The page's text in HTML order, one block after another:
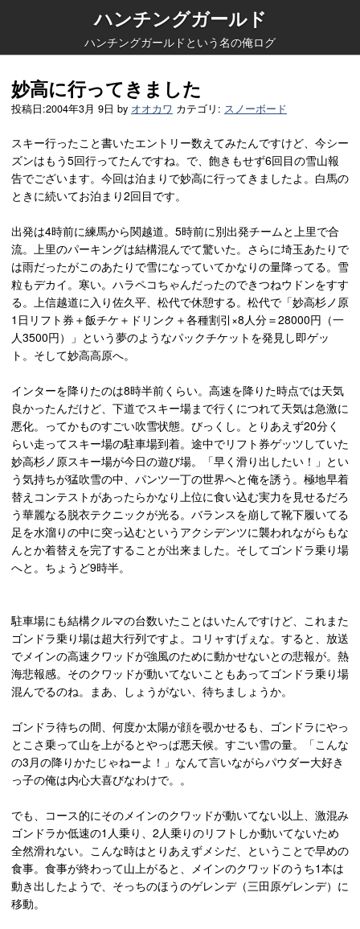
ハンチングガールド
ハンチングガールドという名の俺ログ
妙高に行ってきました
投稿日:2004年3月 9日 by オオカワ カテゴリ: スノーボード
スキー行ったこと書いたエントリー数えてみたんですけど、今シー
ズンはもう5回行ってたんですね。で、飽きもせず6回目の雪山報
告でございます。今回は泊まりで妙高に行ってきましたよ。白馬の
ときに続いてお泊まり2回目です。
出発は4時前に練馬から関越道。5時前に別出発チームと上里で合
流。上里のパーキングは結構混んでて驚いた。さらに埼玉あたりで
は雨だったがこのあたりで雪になっていてかなりの量降ってる。雪
粒もデカイ。寒い。ハラペコちゃんだったのできつねウドンをすす
る。上信越道に入り佐久平、松代で休憩する。松代で「妙高杉ノ原
1日リフト券＋飯チケ＋ドリンク＋各種割引×8人分＝28000円（一
人3500円）」という夢のようなパックチケットを発見し即ゲッ
ト。そして妙高高原へ。
インターを降りたのは8時半前くらい。高速を降りた時点では天気
良かったんだけど、下道でスキー場まで行くにつれて天気は急激に
悪化。ってかものすごい吹雪状態。びっくし。とりあえず20分く
らい走ってスキー場の駐車場到着。途中でリフト券ゲッツしていた
妙高杉ノ原スキー場が今日の遊び場。「早く滑り出したい！」とい
う気持ちが猛吹雪の中、パンツ一丁の世界へと俺を誘う。極地早着
替えコンテストがあったらかなり上位に食い込む実力を見せるだろ
う華麗なる脱衣テクニックが光る。バランスを崩して靴下履いてる
足を水溜りの中に突っ込むというアクシデンツに襲われながらもな
んとか着替えを完了することが出来ました。そしてゴンドラ乗り場
へと。ちょうど9時半。
駐車場にも結構クルマの台数いたことはいたんですけど、これまた
ゴンドラ乗り場は超大行列ですよ。コリャすげぇな。すると、放送
でメインの高速クワッドが強風のために動かせないとの悲報が。熱
海悲報感。そのクワッドが動いてないこともあってゴンドラ乗り場
混んでるのね。まあ、しょうがない、待ちましょうか。
ゴンドラ待ちの間、何度か太陽が顔を覗かせるも、ゴンドラにやっ
とこさ乗って山を上がるとやっぱ悪天候。すごい雪の量。「こんな
の3月の降りかたじゃねーよ！」なんて言いながらパウダー大好き
っ子の俺は内心大喜びなわけで。。
でも、コース的にそのメインのクワッドが動いてない以上、激混み
ゴンドラか低速の1人乗り、2人乗りのリフトしか動いてないため
全然滑れない。こんな時はとりあえずメシだ、ということで早めの
食事。食事が終わって山上がると、メインのクワッドのうち1本は
動き出したようで、そっちのほうのゲレンデ（三田原ゲレンデ）に
移動。